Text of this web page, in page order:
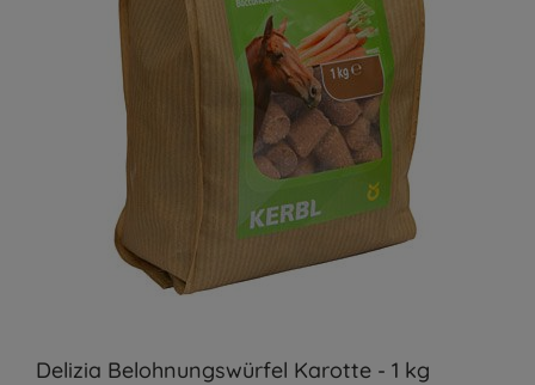
Delizia Belohnungswürfel Karotte - 1 kg